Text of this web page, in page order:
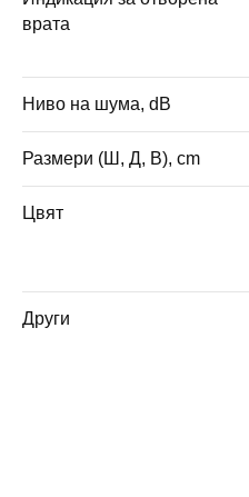
врата
Ниво на шума, dB
Размери (Ш, Д, В), cm
Цвят
Други